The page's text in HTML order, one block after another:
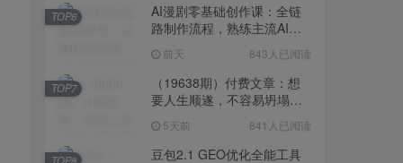
AI漫剧零基础创作课：全链
路制作流程，熟练主流AI工
前天 843人已阅读
TOP6
（19638期）付费文章：想
要人生顺遂，不容易坍塌，
5天前 841人已阅读
TOP7
豆包2.1 GEO优化全能工具
TOP8